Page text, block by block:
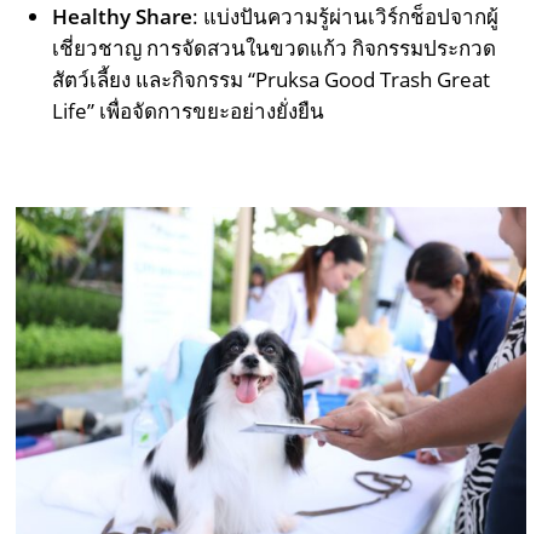
Healthy Share: แบ่งปันความรู้ผ่านเวิร์กช็อปจากผู้
เชี่ยวชาญ การจัดสวนในขวดแก้ว กิจกรรมประกวด
สัตว์เลี้ยง และกิจกรรม “Pruksa Good Trash Great
Life” เพื่อจัดการขยะอย่างยั่งยืน